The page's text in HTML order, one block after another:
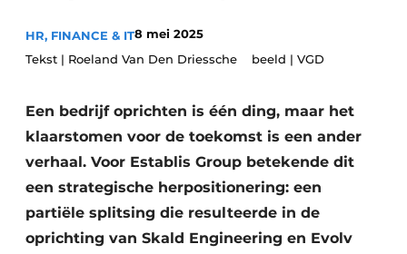
Vacature aanmelden
Video’s
HR, FINANCE & IT8 mei 2025
Tekst | Roeland Van Den Driessche beeld | VGD
Een bedrijf oprichten is één ding, maar het
klaarstomen voor de toekomst is een ander
verhaal. Voor Establis Group betekende dit
een strategische herpositionering: een
partiële splitsing die resulteerde in de
oprichting van Skald Engineering en Evolv